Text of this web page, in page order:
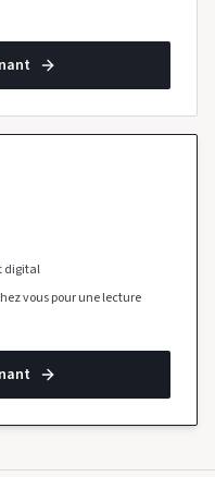
digital
vous pour une lecture